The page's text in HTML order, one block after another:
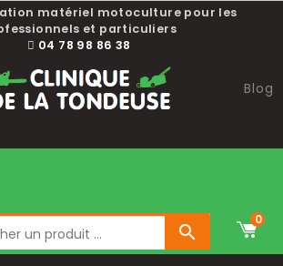
matériel motoculture pour les
et particuliers
04 78 98 86 38
Blog

0